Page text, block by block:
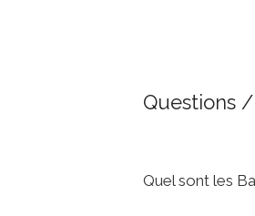
Questions /
Quel sont les